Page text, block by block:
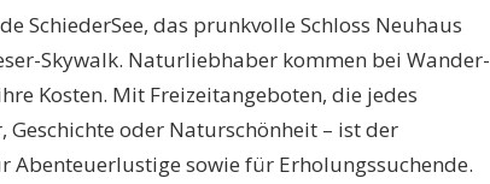
SchiederSee, das prunkvolle Schloss Neuhaus
Skywalk. Naturliebhaber kommen bei Wander-
Kosten. Mit Freizeitangeboten, die jedes
Geschichte oder Naturschönheit – ist der
sowie für Erholungssuchende.